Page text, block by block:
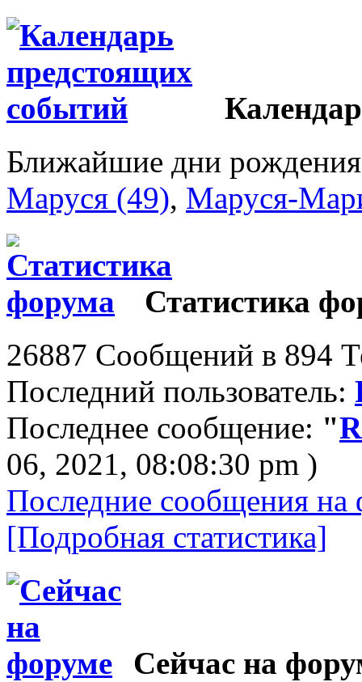
Ближайшие дни
Маруся (49), Маруся-
Статистика
26887 Сообщений в 894
Последний пользователь:
Последнее сообщение: "
06, 2021, 08:08:30 pm )
Последние сообщения на
[Подробная статистика]
Сейчас на